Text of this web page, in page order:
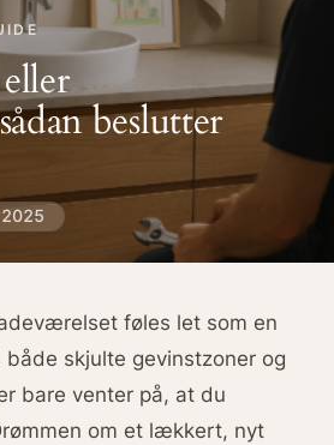
beslutter
føles let som en
skjulte gevinstzoner og
bare venter på, at du
om et lækkert, nyt